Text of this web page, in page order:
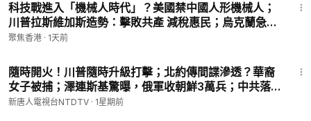
科技戰進入「機械人時代」？美國禁中國人形機械人；
川普拉斯維加斯造勢：擊敗共產 減稅惠民；烏克蘭急需
防空導彈 北約承諾支援【新聞要點】
聚焦香港 · 1天前
隨時開火！川普隨時升級打擊；北約傳間諜滲透？華裔
女子被捕；澤連斯基驚曝，俄軍收朝鮮3萬兵；中共落
馬高官翻倍，中共反腐「越反越腐」。【#全球新聞】
新唐人電視台NTDTV · 1星期前